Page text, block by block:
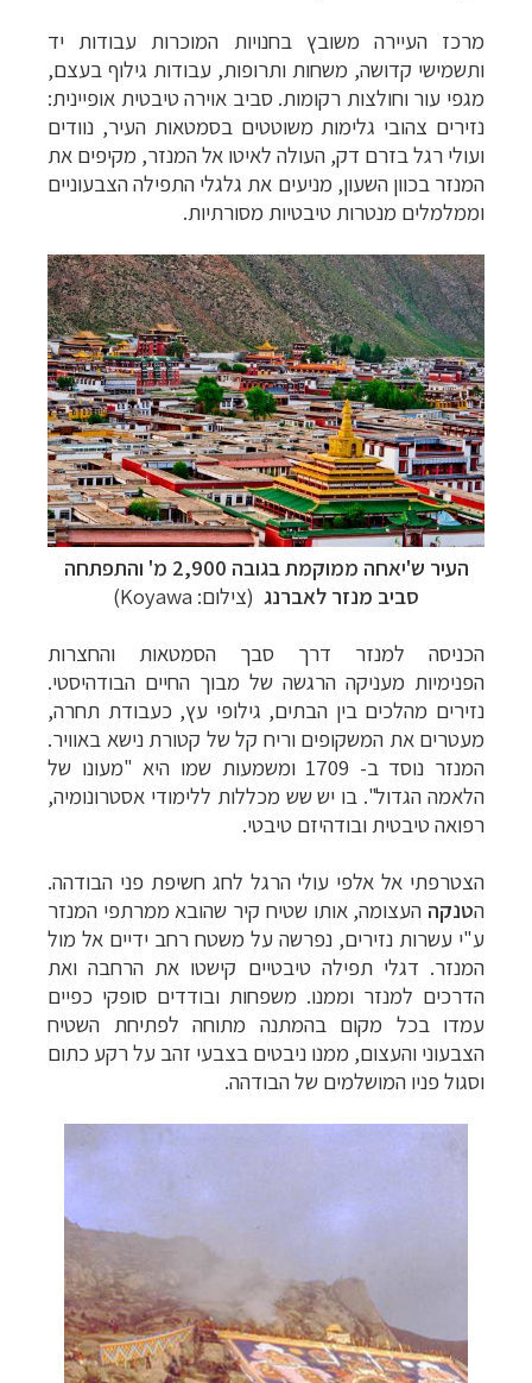
מרכז העיירה משובץ בחנויות המוכרות עבודות יד
ותשמישי קדושה, משחות ותרופות, עבודות גילוף בעצם,
מגפי עור וחולצות רקומות. סביב אוירה טיבטית אופיינית:
נזירים צהובי גלימות משוטטים בסמטאות העיר, נוודים
ועולי רגלבזרם דק, העולה לאיטו אלהמנזר, מקיפים את
המנזר בכוון השעון, מניעים את גלגלי התפילההצבעוניים
וממלמלים מנטרות טיבטיות מסורתיות.
העיר ש'יאחה ממוקמת בגובה 2,900 מ' והתפתחה
סביב מנזר לאברנג (צילום: Koyawa)
הכניסה
למנזר דרך סבך הסמטאות
והחצרות
הפנימיות מעניקה הרגשה של מבוך החיים הבודהיסטי.
נזירים מהלכים בין הבתים, גילופי עץ, כעבודת תחרה,
מעטרים את המשקופים וריח קלשל קטורת נישא באוויר.
המנזר נוסד ב- 1709 ומשמעות שמו היא "מעונו של
הלאמה הגדול". בו יש שש מכללות ללימודי אסטרונומיה,
רפואה טיבטית ובודהיזם טיבטי.
הצטרפתי אל אלפי עולי הרגל לחג חשיפת פני הבודהה.
הטנקה העצומה, אותו שטיח קיר שהובא ממרתפי המנזר
ע"י עשרות נזירים, נפרשה על משטח רחב ידיים אל מול
המנזר. דגלי תפילה טיבטיים קישטו את הרחבה ואת
הדרכים למנזר וממנו. משפחות ובודדים סופקי כפיים
עמדו בכל מקום בהמתנה מתוחה לפתיחת השטיח
הצבעוני והעצום, ממנו ניבטים בצבעי זהב עלרקע כתום
וסגולפניו המושלמים שלהבודהה.